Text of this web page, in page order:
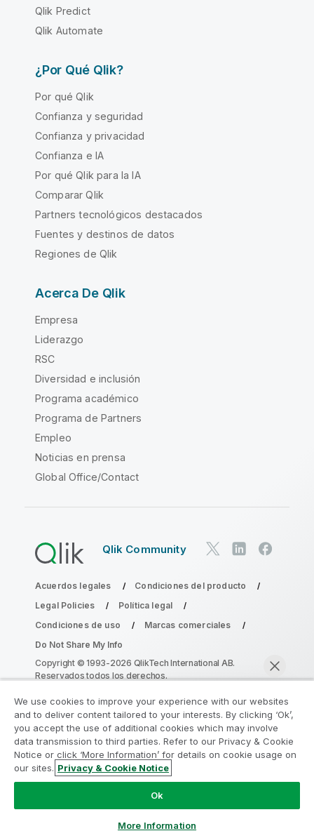
Qlik Predict
Qlik Automate
¿Por Qué Qlik?
Por qué Qlik
Confianza y seguridad
Confianza y privacidad
Confianza e IA
Por qué Qlik para la IA
Comparar Qlik
Partners tecnológicos destacados
Fuentes y destinos de datos
Regiones de Qlik
Acerca De Qlik
Empresa
Liderazgo
RSC
Diversidad e inclusión
Programa académico
Programa de Partners
Empleo
Noticias en prensa
Global Office/Contact
Qlik Community
Acuerdos legales
Condiciones del producto
Legal Policies
Política legal
Condiciones de uso
Marcas comerciales
Do Not Share My Info
Copyright © 1993-2026 QlikTech International AB.
Reservados todos los derechos.
Únase al Programa de modernización de
la analítica
Modernícese sin comprometer sus valiosas aplicaciones
de QlikView con el Programa de modernización de la
analítica.
contactar con nosotros:
ampquestions@qlik.com
We use cookies to improve your experience with our websites
and to deliver content tailored to your interests. By clicking ‘Ok’,
you accept the use of additional cookies which may involve
data transmission to third parties. Refer to our Privacy & Cookie
Notice or click ‘More Information’ for details on cookie usage on
our sites. Privacy & Cookie Notice
Ok
More Information